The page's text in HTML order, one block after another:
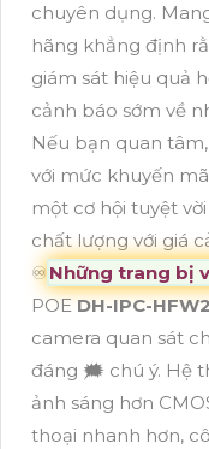
chuyên dụng.
hãng khẳng định
giám sát hiệu quả
cảnh báo sớm về
Nếu bạn quan
với mức khuyến
một cơ hội tuyệt
chất lượng với giá
♾Những trang bị
POEDH-IPC-
camera quan sát
đáng 🗯️ chú ý. Hệ
ảnh sáng hơn
thoại nhanh hơn,